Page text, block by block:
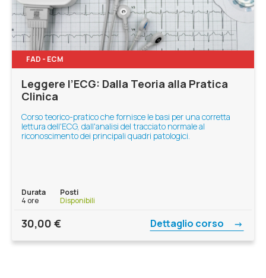
FAD - ECM
Leggere l’ECG: Dalla Teoria alla Pratica
Clinica
Corso teorico-pratico che fornisce le basi per una corretta
lettura dell'ECG, dall'analisi del tracciato normale al
riconoscimento dei principali quadri patologici.
Durata
4 ore
Posti
Disponibili
30,00 € Dettaglio corso